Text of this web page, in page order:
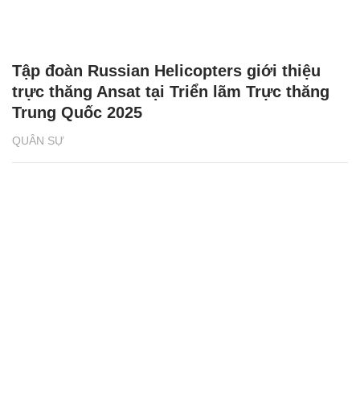
QUÂN SỰ
Tập đoàn Russian Helicopters giới thiệu
trực thăng Ansat tại Triển lãm Trực thăng
Trung Quốc 2025